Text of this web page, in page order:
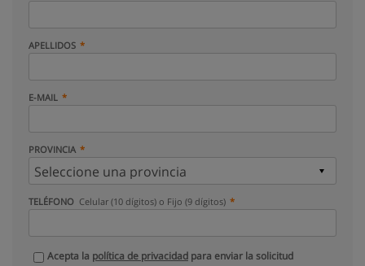
APELLIDOS
E-MAIL
PROVINCIA
TELÉFONO Celular (10 dígitos) o Fijo (9 dígitos)
Acepta la política de privacidad para enviar la solicitud